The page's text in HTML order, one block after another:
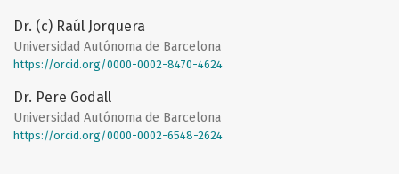
Dr. (c) Raúl Jorquera
Universidad Autónoma de Barcelona
https://orcid.org/0000-0002-8470-4624
Dr. Pere Godall
Universidad Autónoma de Barcelona
https://orcid.org/0000-0002-6548-2624